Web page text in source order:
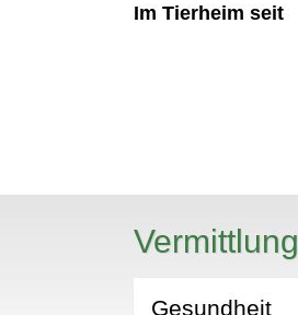
Im Tierheim seit
Vermittlung
Gesundheit